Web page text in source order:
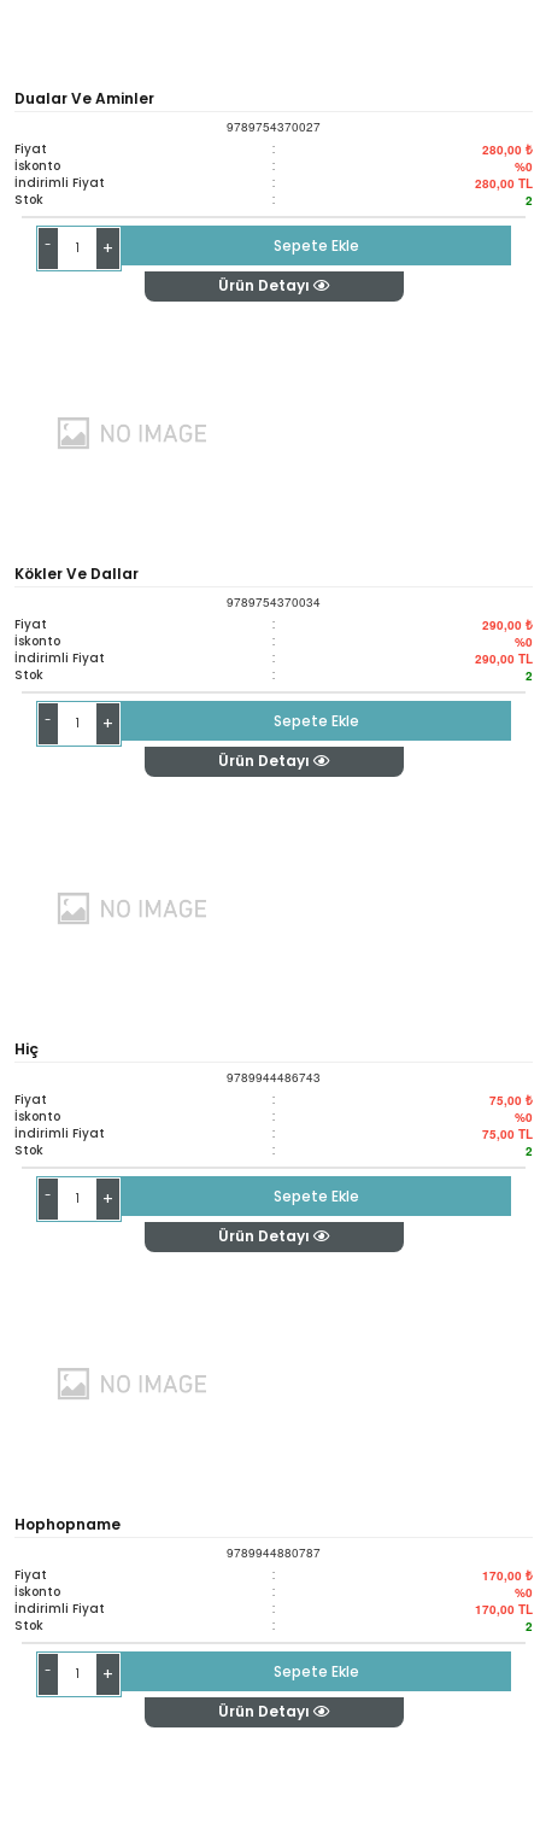
Dualar Ve Aminler
9789754370027
Fiyat : 280,00 ₺
İskonto : %0
İndirimli Fiyat : 280,00 TL
Stok : 2
- +
Sepete Ekle
Ürün Detayı
Kökler Ve Dallar
9789754370034
Fiyat : 290,00 ₺
İskonto : %0
İndirimli Fiyat : 290,00 TL
Stok : 2
- +
Sepete Ekle
Ürün Detayı
Hiç
9789944486743
Fiyat : 75,00 ₺
İskonto : %0
İndirimli Fiyat : 75,00 TL
Stok : 2
- +
Sepete Ekle
Ürün Detayı
Hophopname
9789944880787
Fiyat : 170,00 ₺
İskonto : %0
İndirimli Fiyat : 170,00 TL
Stok : 2
- +
Sepete Ekle
Ürün Detayı